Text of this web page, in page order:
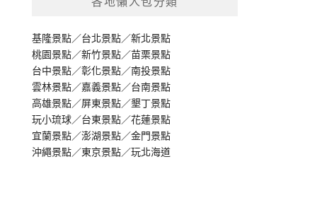
基隆景點／台北景點／新北景點
桃園景點／新竹景點／苗栗景點
台中景點／彰化景點／南投景點
雲林景點／嘉義景點／台南景點
高雄景點／屏東景點／墾丁景點
玩小琉球／台東景點／花蓮景點
宜蘭景點／澎湖景點／金門景點
沖繩景點／東京景點／玩北海道